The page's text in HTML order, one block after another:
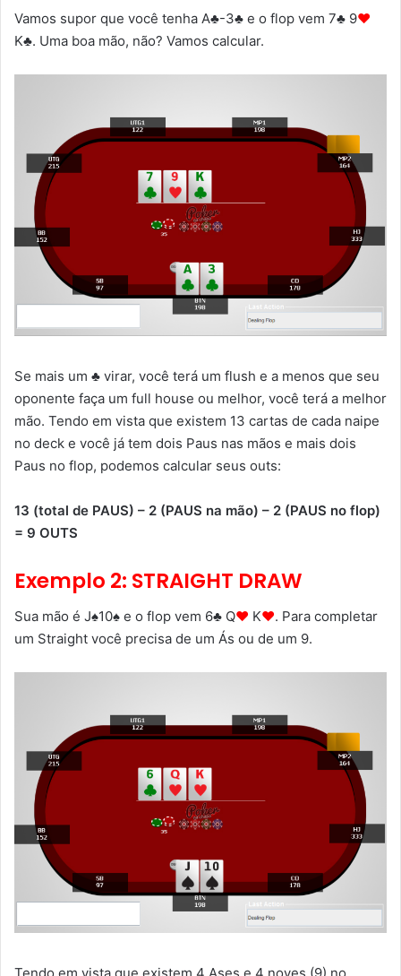
Vamos supor que você tenha A♣-3♣ e o flop vem 7♣ 9♥
K♣. Uma boa mão, não? Vamos calcular.
Se mais um ♣ virar, você terá um flush e a menos que seu
oponente faça um full house ou melhor, você terá a melhor
mão. Tendo em vista que existem 13 cartas de cada naipe
no deck e você já tem dois Paus nas mãos e mais dois
Paus no flop, podemos calcular seus outs:
13 (total de PAUS) – 2 (PAUS na mão) – 2 (PAUS no flop)
= 9 OUTS
Exemplo 2: STRAIGHT DRAW
Sua mão é J♠10♠ e o flop vem 6♣ Q♥ K♥. Para completar
um Straight você precisa de um Ás ou de um 9.